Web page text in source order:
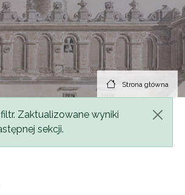
Strona główna
Zaktualizowane wyniki
sekcji.